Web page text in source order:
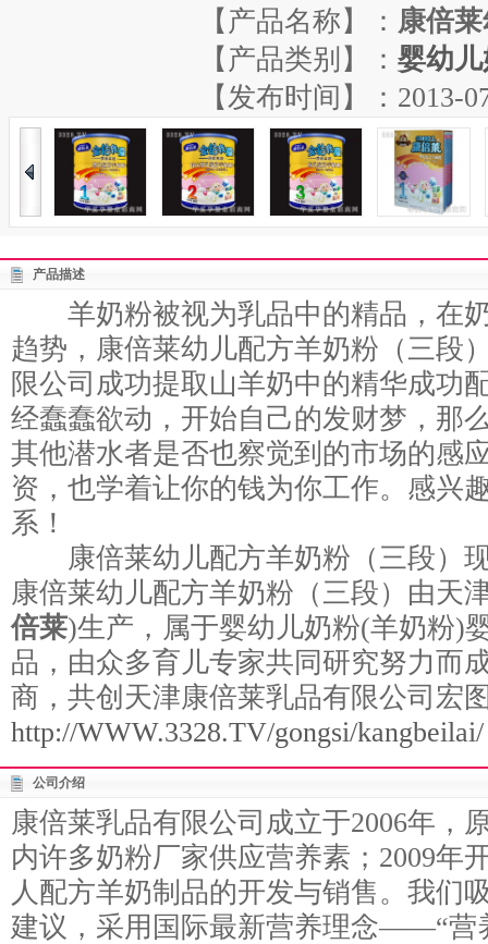
【产品名称】： 康倍
【产品类别】： 婴幼
【发布时间】：2013-
产品描述
羊奶粉被视为乳品中的精品，在
趋势，康倍莱幼儿配方羊奶粉（三段
限公司成功提取山羊奶中的精华成功
经蠢蠢欲动，开始自己的发财梦，那
其他潜水者是否也察觉到的市场的感
资，也学着让你的钱为你工作。感兴
系！
康倍莱幼儿配方羊奶粉（三段）
康倍莱幼儿配方羊奶粉（三段）由天
倍莱)生产，属于婴幼儿奶粉(羊奶粉)
品，由众多育儿专家共同研究努力而
商，共创天津康倍莱乳品有限公司宏
http://WWW.3328.TV/gongsi/kangbeilai/
公司介绍
康倍莱乳品有限公司成立于2006年，
内许多奶粉厂家供应营养素；2009年
人配方羊奶制品的开发与销售。我们
建议，采用国际最新营养理念——“营